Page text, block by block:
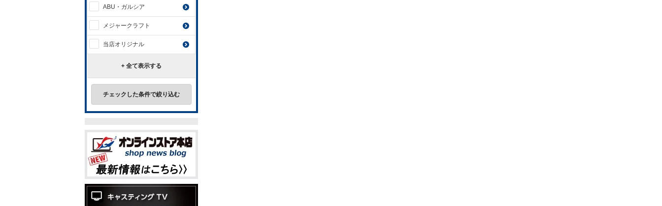
ABU・ガルシア
メジャークラフト
当店オリジナル
+ 全て表示する
チェックした条件で絞り込む